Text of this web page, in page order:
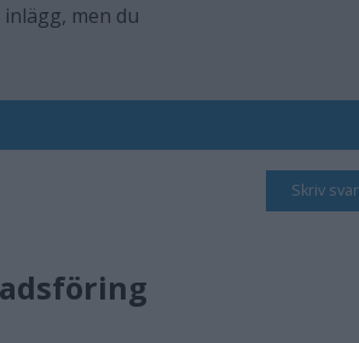
men du
Skriv svar